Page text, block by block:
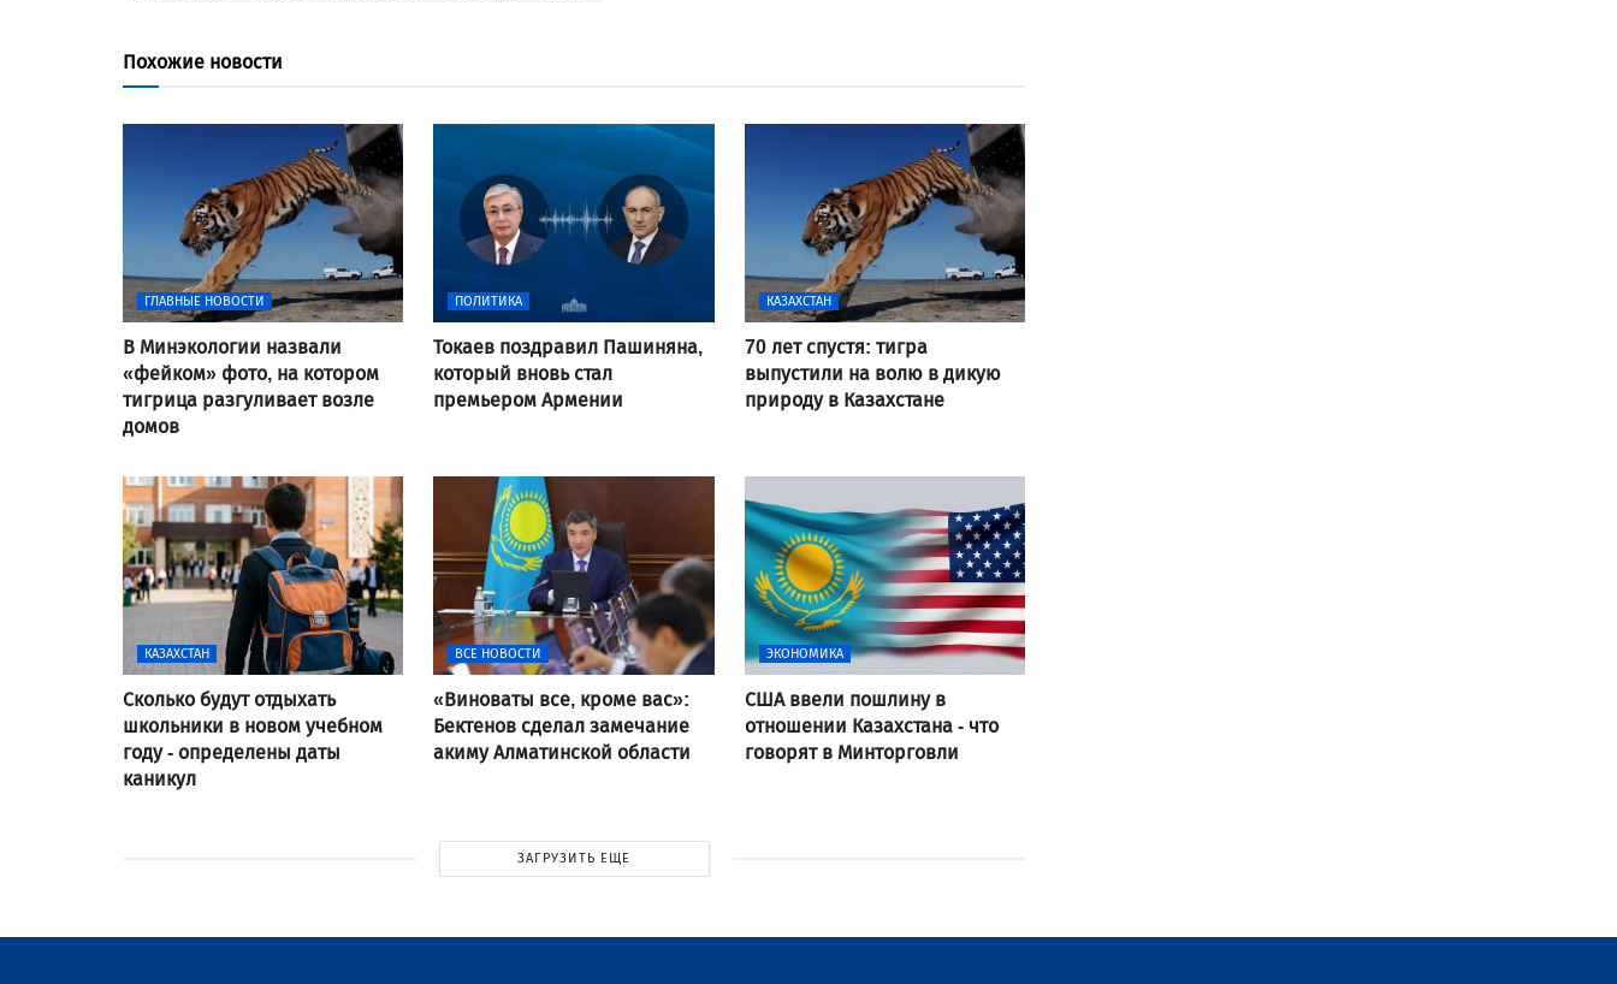
Похожие новости
ГЛАВНЫЕ НОВОСТИ
В Минэкологии назвали
«фейком» фото, на котором
тигрица разгуливает возле
домов
ПОЛИТИКА
Токаев поздравил Пашиняна,
который вновь стал
премьером Армении
КАЗАХСТАН
70 лет спустя: тигра
выпустили на волю в дикую
природу в Казахстане
КАЗАХСТАН
Сколько будут отдыхать
школьники в новом учебном
году - определены даты
каникул
ВСЕ НОВОСТИ
«Виноваты все, кроме вас»:
Бектенов сделал замечание
акиму Алматинской области
ЭКОНОМИКА
США ввели пошлину в
отношении Казахстана - что
говорят в Минторговли
ЗАГРУЗИТЬ ЕЩЕ